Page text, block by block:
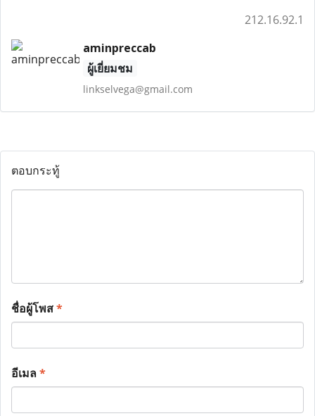
212.16.92.1
aminpreccab
ผู้เยี่ยมชม
linkselvega@gmail.com
ตอบกระทู้
ชื่อผู้โพส*
อีเมล*